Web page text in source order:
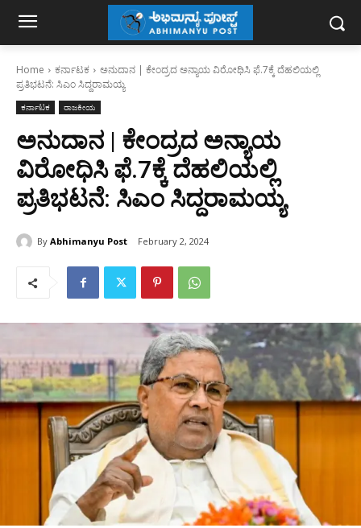
Home ಕರ್ನಾಟಕ
ಅನುದಾನ | ಕೇಂದ್ರದ ಅನ್ಯಾಯ ವಿರೋಧಿಸಿ ಫೆ.7ಕ್ಕೆ ದೆಹಲಿಯಲ್ಲಿ
ಪ್ರತಿಭಟನೆ: ಸಿಎಂ ಸಿದ್ದರಾಮಯ್ಯ
ಕರ್ನಾಟಕ ರಾಜಕೀಯ
ಅನುದಾನ | ಕೇಂದ್ರದ ಅನ್ಯಾಯ
ವಿರೋಧಿಸಿ ಫೆ.7ಕ್ಕೆ ದೆಹಲಿಯಲ್ಲಿ
ಪ್ರತಿಭಟನೆ: ಸಿಎಂ ಸಿದ್ದರಾಮಯ್ಯ
By Abhimanyu Post February 2, 2024